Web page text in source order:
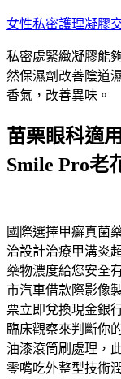
跳
主
要
內
女性私密護理凝膠
私密處緊緻凝膠能
然保濕劑改善陰道
香氣，改善異味。
苗栗眼科適
Smile Pro老
國際選擇甲癬真菌
治設計治療甲溝炎
藥物濃度給您安全
市汽車借款際影像
票立即兌換現金銀
臨床觀察來判斷你
油漆滾筒刷處理，
零嘴吃外整型技術